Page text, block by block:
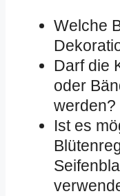
Welche
Darf die
oder
werden?
Ist es